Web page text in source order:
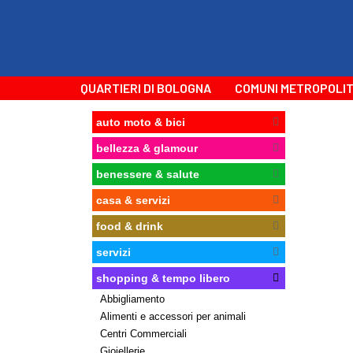
QUARTIERI DI BOLOGNA COMUNI
auto moto & bici
bellezza & glamour
benessere & salute
casa & servizi
food & drink
servizi
shopping & tempo libero
Abbigliamento
Alimenti e accessori per animali
Centri Commerciali